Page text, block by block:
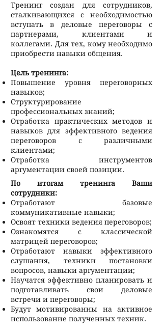
Тренинг создан для сотрудников,
сталкивающихся с необходимостью
вступать в деловые переговоры с
партнерами, клиентами и
коллегами. Для тех, кому необходимо
приобрести навыки общения.
Цель тренинга:
Повышение уровня переговорных
навыков;
Структурирование
профессиональных знаний;
Отработка практических методов и
навыков для эффективного ведения
переговоров с различными
клиентами;
Отработка инструментов
аргументации своей позиции.
По итогам тренинга Ваши
сотрудники:
Отработают базовые
коммуникативные навыки;
Освоят техники ведения переговоров;
Ознакомятся с классической
матрицей переговоров;
Отработают навыки эффективного
слушания, техники постановки
вопросов, навыки аргументации;
Научатся эффективно планировать и
подготавливать свои деловые
встречи и переговоры;
Будут мотивированны на активное
использование полученных техник.